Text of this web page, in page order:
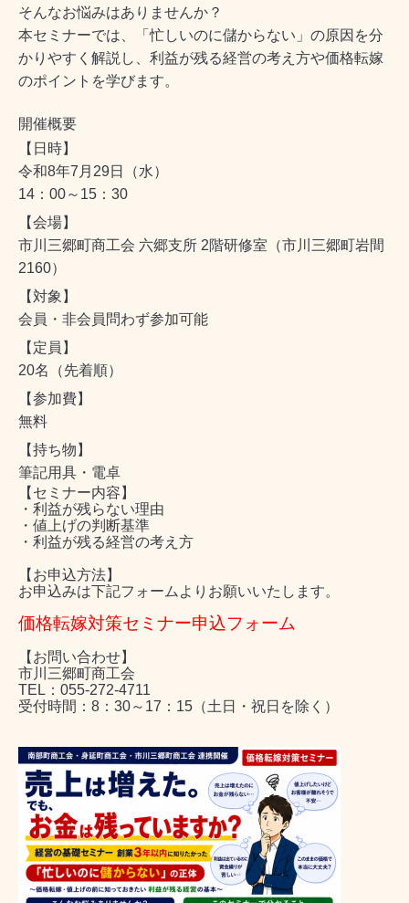
そんなお悩みはありませんか？
本セミナーでは、「忙しいのに儲からない」の原因を分
かりやすく解説し、利益が残る経営の考え方や価格転嫁
のポイントを学びます。
開催概要
【日時】
令和8年7月29日（水）
14：00～15：30
【会場】
市川三郷町商工会 六郷支所 2階研修室（市川三郷町岩間
2160）
【対象】
会員・非会員問わず参加可能
【定員】
20名（先着順）
【参加費】
無料
【持ち物】
筆記用具・電卓
【セミナー内容】
・利益が残らない理由
・値上げの判断基準
・利益が残る経営の考え方
【お申込方法】
お申込みは下記フォームよりお願いいたします。
価格転嫁対策セミナー申込フォーム
【お問い合わせ】
市川三郷町商工会
TEL：055-272-4711
受付時間：8：30～17：15（土日・祝日を除く）